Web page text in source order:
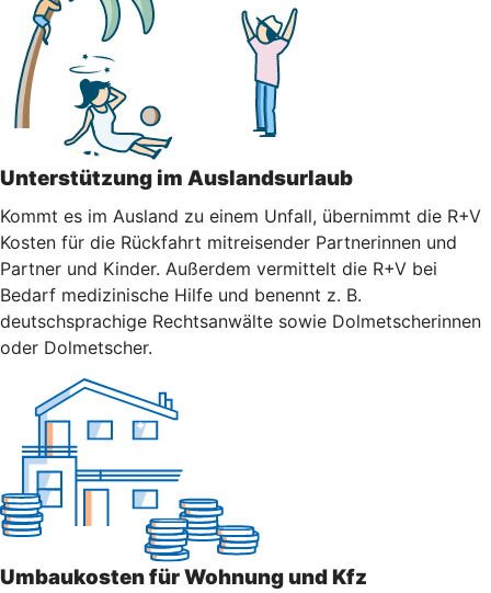
Unterstützung im Auslandsurlaub
Kommt es im Ausland zu einem Unfall, übernimmt die R+V
Kosten für die Rückfahrt mitreisender Partnerinnen und
Partner und Kinder. Außerdem vermittelt die R+V bei
Bedarf medizinische Hilfe und benennt z. B.
deutschsprachige Rechtsanwälte sowie Dolmetscherinnen
oder Dolmetscher.
Umbaukosten für Wohnung und Kfz